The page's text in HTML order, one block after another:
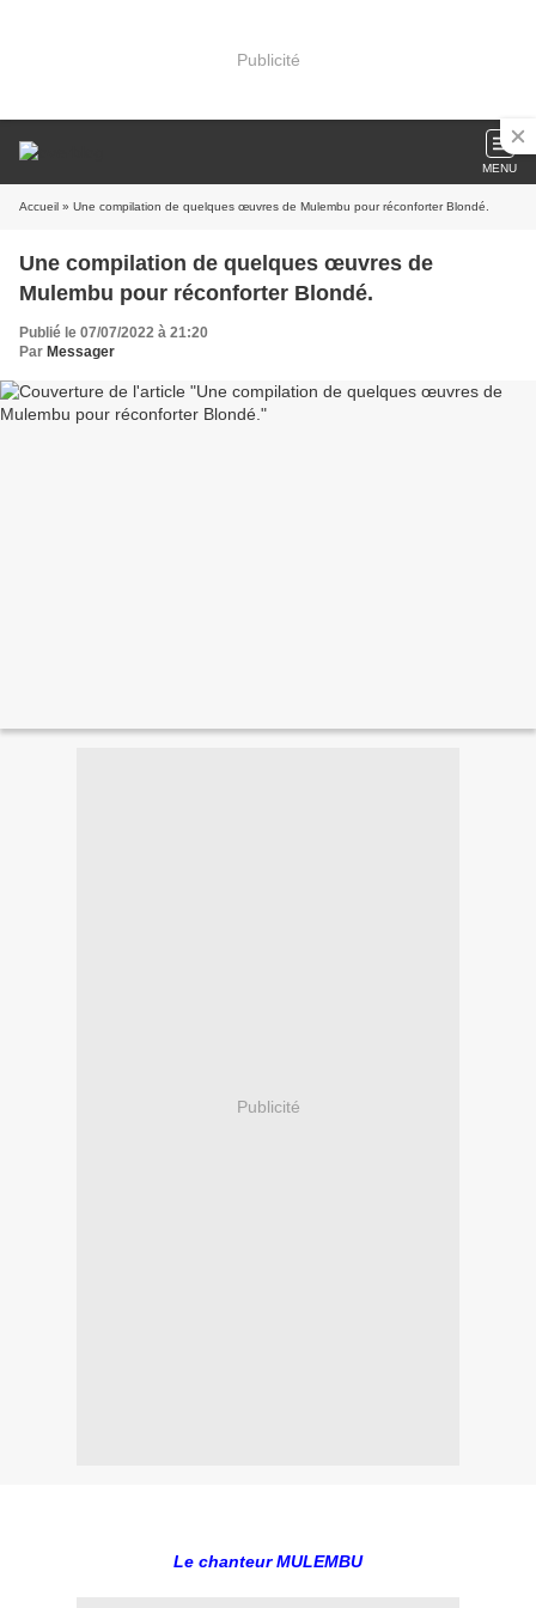
Publicité
MENU
Accueil » Une compilation de quelques œuvres de Mulembu pour réconforter Blondé.
Une compilation de quelques œuvres de
Mulembu pour réconforter Blondé.
Publié le 07/07/2022 à 21:20
Par Messager
Publicité
Le chanteur MULEMBU